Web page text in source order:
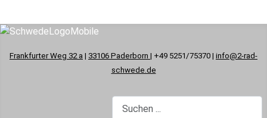
Frankfurter Weg 32 a | 33106 Paderborn | +49 5251/75370 | info@2-rad-
schwede.de